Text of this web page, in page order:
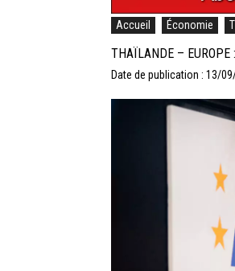
Accueil Économie
THAÏLANDE –
Date de publication : 13/